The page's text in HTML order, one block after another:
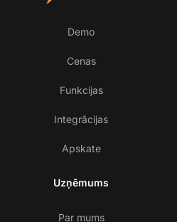
Demo
Cenas
Funkcijas
Integrācijas
Apskate
Uzņēmums
Par mums